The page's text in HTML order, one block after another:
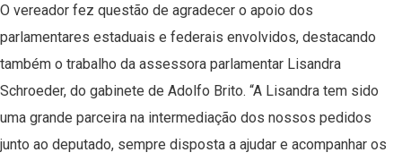
O vereador fez questão de agradecer o apoio dos
parlamentares estaduais e federais envolvidos, destacando
também o trabalho da assessora parlamentar Lisandra
Schroeder, do gabinete de Adolfo Brito. “A Lisandra tem sido
uma grande parceira na intermediação dos nossos pedidos
junto ao deputado, sempre disposta a ajudar e acompanhar os